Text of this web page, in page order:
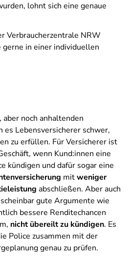
lohnt sich eine genaue
Verbraucherzentrale NRW
in einer individuellen
aber noch anhaltenden
es Lebensversicherer schwer,
zu erfüllen. Für Versicherer ist
wenn Kund:innen eine
kündigen und dafür sogar eine
mitweniger
abschließen. Aber auch
gute Argumente wie
bessere Renditechancen
nicht übereilt zu kündigen. Es
Police zusammen mit der
genau zu prüfen.